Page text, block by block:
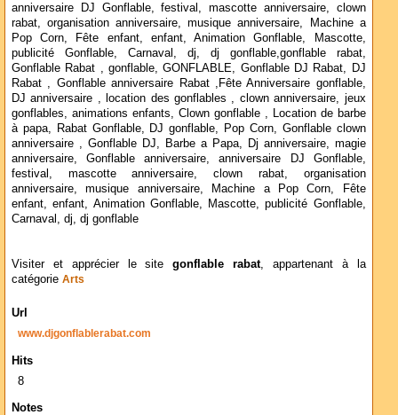
anniversaire DJ Gonflable, festival, mascotte anniversaire, clown
rabat, organisation anniversaire, musique anniversaire, Machine a
Pop Corn, Fête enfant, enfant, Animation Gonflable, Mascotte,
publicité Gonflable, Carnaval, dj, dj gonflable,gonflable rabat,
Gonflable Rabat , gonflable, GONFLABLE, Gonflable DJ Rabat, DJ
Rabat , Gonflable anniversaire Rabat ,Fête Anniversaire gonflable,
DJ anniversaire , location des gonflables , clown anniversaire, jeux
gonflables, animations enfants, Clown gonflable , Location de barbe
à papa, Rabat Gonflable, DJ gonflable, Pop Corn, Gonflable clown
anniversaire , Gonflable DJ, Barbe a Papa, Dj anniversaire, magie
anniversaire, Gonflable anniversaire, anniversaire DJ Gonflable,
festival, mascotte anniversaire, clown rabat, organisation
anniversaire, musique anniversaire, Machine a Pop Corn, Fête
enfant, enfant, Animation Gonflable, Mascotte, publicité Gonflable,
Carnaval, dj, dj gonflable
Visiter et apprécier le sitegonflable rabat, appartenant à la
catégorie Arts
Url
www.djgonflablerabat.com
Hits
8
Notes